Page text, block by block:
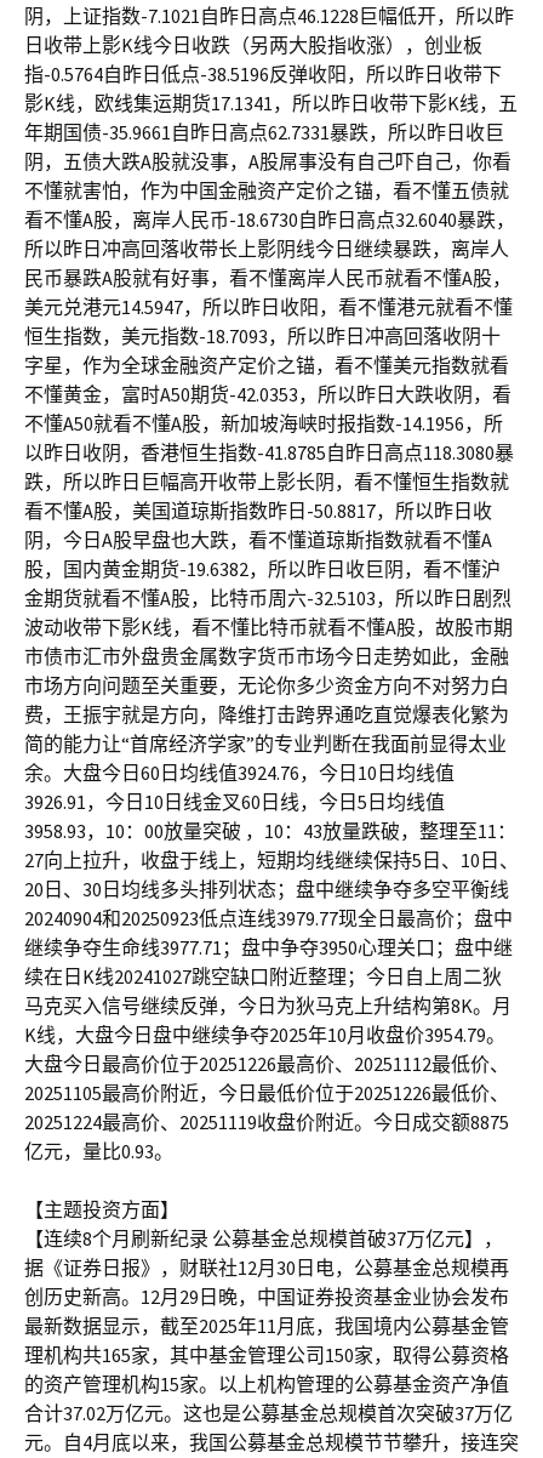
阴，上证指数-7.1021自昨日高点46.1228巨幅低开，所以昨
日收带上影K线今日收跌（另两大股指收涨），创业板
指-0.5764自昨日低点-38.5196反弹收阳，所以昨日收带下
影K线，欧线集运期货17.1341，所以昨日收带下影K线，五
年期国债-35.9661自昨日高点62.7331暴跌，所以昨日收巨
阴，五债大跌A股就没事，A股屌事没有自己吓自己，你看
不懂就害怕，作为中国金融资产定价之锚，看不懂五债就
看不懂A股，离岸人民币-18.6730自昨日高点32.6040暴跌，
所以昨日冲高回落收带长上影阴线今日继续暴跌，离岸人
民币暴跌A股就有好事，看不懂离岸人民币就看不懂A股，
美元兑港元14.5947，所以昨日收阳，看不懂港元就看不懂
恒生指数，美元指数-18.7093，所以昨日冲高回落收阴十
字星，作为全球金融资产定价之锚，看不懂美元指数就看
不懂黄金，富时A50期货-42.0353，所以昨日大跌收阴，看
不懂A50就看不懂A股，新加坡海峡时报指数-14.1956，所
以昨日收阴，香港恒生指数-41.8785自昨日高点118.3080暴
跌，所以昨日巨幅高开收带上影长阴，看不懂恒生指数就
看不懂A股，美国道琼斯指数昨日-50.8817，所以昨日收
阴，今日A股早盘也大跌，看不懂道琼斯指数就看不懂A
股，国内黄金期货-19.6382，所以昨日收巨阴，看不懂沪
金期货就看不懂A股，比特币周六-32.5103，所以昨日剧烈
波动收带下影K线，看不懂比特币就看不懂A股，故股市期
市债市汇市外盘贵金属数字货币市场今日走势如此，金融
市场方向问题至关重要，无论你多少资金方向不对努力白
费，王振宇就是方向，降维打击跨界通吃直觉爆表化繁为
简的能力让“首席经济学家”的专业判断在我面前显得太业
余。大盘今日60日均线值3924.76，今日10日均线值
3926.91，今日10日线金叉60日线，今日5日均线值
3958.93，10：00放量突破 ，10：43放量跌破，整理至11：
27向上拉升，收盘于线上，短期均线继续保持5日、10日、
20日、30日均线多头排列状态；盘中继续争夺多空平衡线
20240904和20250923低点连线3979.77现全日最高价；盘中
继续争夺生命线3977.71；盘中争夺3950心理关口；盘中继
续在日K线20241027跳空缺口附近整理；今日自上周二狄
马克买入信号继续反弹，今日为狄马克上升结构第8K。月
K线，大盘今日盘中继续争夺2025年10月收盘价3954.79。
大盘今日最高价位于20251226最高价、20251112最低价、
20251105最高价附近，今日最低价位于20251226最低价、
20251224最高价、20251119收盘价附近。今日成交额8875
亿元，量比0.93。
【主题投资方面】
【连续8个月刷新纪录 公募基金总规模首破37万亿元】，
据《证券日报》，财联社12月30日电，公募基金总规模再
创历史新高。12月29日晚，中国证券投资基金业协会发布
最新数据显示，截至2025年11月底，我国境内公募基金管
理机构共165家，其中基金管理公司150家，取得公募资格
的资产管理机构15家。以上机构管理的公募基金资产净值
合计37.02万亿元。这也是公募基金总规模首次突破37万亿
元。自4月底以来，我国公募基金总规模节节攀升，接连突